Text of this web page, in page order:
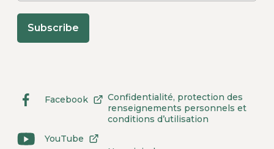
Facebook
External
site.
This
open
YouTube
External
This
Confidentialité, protection des
renseignements personnels et
conditions d’utilisation
Subscribe